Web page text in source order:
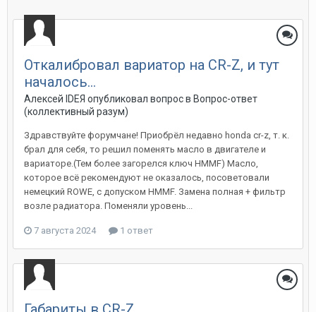
Откалибровал вариатор на CR-Z, и тут
началось...
Алексей IDEЯ опубликовал вопрос в Вопрос-ответ
(коллективный разум)
Здравствуйте форумчане! Приобрёл недавно honda cr-z, т. к.
брал для себя, то решил поменять масло в двигателе и
вариаторе.(Тем более загорелся ключ HMMF) Масло,
которое всё рекомендуют не оказалось, посоветовали
немецкий ROWE, с допуском HMMF. Замена полная + фильтр
возле радиатора. Поменяли уровень...
7 августа 2024 1 ответ